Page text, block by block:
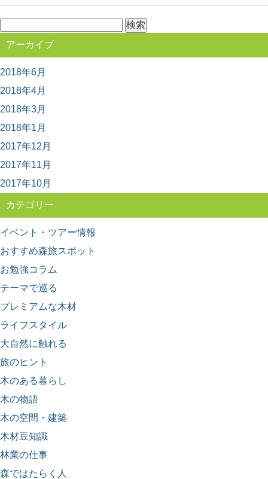
日本人なら知っておきたい日本の木材をご紹介するシリ
ーズ。 今回は、日本で唯一の落葉する針葉樹「...
索:
アーカイブ
2018年6月
2018年4月
2018年3月
2018年1月
2017年12月
2017年11月
2017年10月
カテゴリー
イベント・ツアー情報
おすすめ森旅スポット
お勉強コラム
テーマで巡る
プレミアムな木材
ライフスタイル
大自然に触れる
旅のヒント
木のある暮らし
木の物語
木の空間・建築
木材豆知識
林業の仕事
森ではたらく人